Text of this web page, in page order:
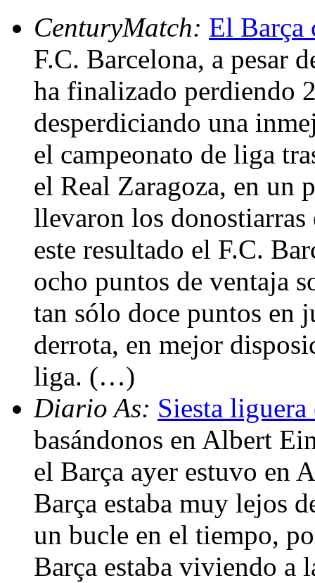
CenturyMatch: El Barça
F.C. Barcelona, a pesar
ha finalizado perdiendo
desperdiciando una
el campeonato de liga
el Real Zaragoza, en un
llevaron los
este resultado el F.C.
ocho puntos de ventaja
tan sólo doce puntos en
derrota, en mejor
liga. (…)
Diario As: Siesta liguera
basándonos en Albert
el Barça ayer estuvo en
Barça estaba muy lejos
un bucle en el tiempo,
Barça estaba viviendo a